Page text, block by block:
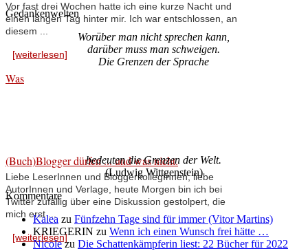
Vor fast drei Wochen hatte ich eine kurze Nacht und
einen langen Tag hinter mir. Ich war entschlossen, an
diesem ...
[weiterlesen]
Was
(Buch)Blogger dürfen ... und was nicht.
Liebe LeserInnen und BloggerkollegInnen, liebe
AutorInnen und Verlage, heute Morgen bin ich bei
Twitter zufällig über eine Diskussion gestolpert, die
mich erst ...
[weiterlesen]
Gedankenwelten
Worüber man nicht sprechen kann,
darüber muss man schweigen.
Die Grenzen der Sprache
bedeuten die Grenzen der Welt.
(Ludwig Wittgenstein)
Kommentare
Kalea zu Fünfzehn Tage sind für immer (Vitor Martins)
KRIEGERIN zu Wenn ich einen Wunsch frei hätte …
Nicolezu Die Schattenkämpferin liest: 22 Bücher für 2022